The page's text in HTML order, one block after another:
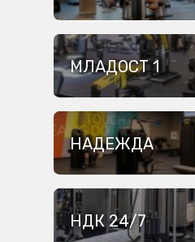
МЛАДОСТ 1
НАДЕЖДА
НДК 24/7